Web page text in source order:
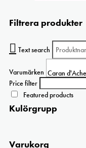
Filtrera produkter
Text search
Varumärken
Price filter
Featured products
Kulörgrupp
Varukorg